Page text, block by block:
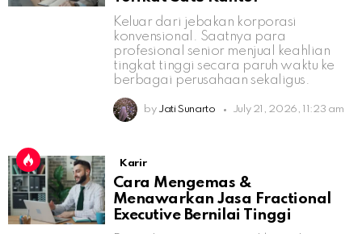
Keluar dari jebakan korporasi
konvensional. Saatnya para
profesional senior menjual keahlian
tingkat tinggi secara paruh waktu ke
berbagai perusahaan sekaligus.
by Jati Sunarto July 21, 2026, 11:23 am
Karir
Cara Mengemas &
Menawarkan Jasa Fractional
Executive Bernilai Tinggi